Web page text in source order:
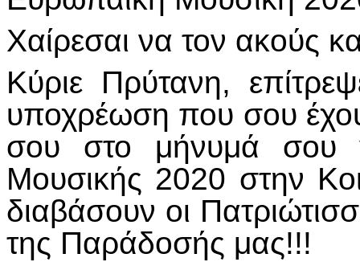
Χαίρεσαι να τον ακούς
Κύριε Πρύτανη,
υποχρέωση που σου
σου στο μήνυμά σου
Μουσικής 2020 στην
διαβάσουν οι
της Παράδοσής μας!!!